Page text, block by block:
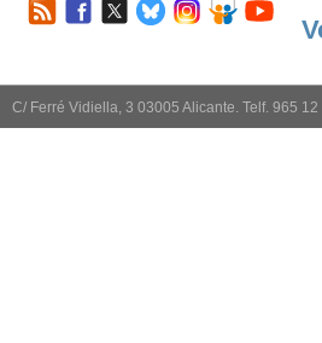
C/ Ferré Vidiella, 3 03005 Alicante. Telf. 965